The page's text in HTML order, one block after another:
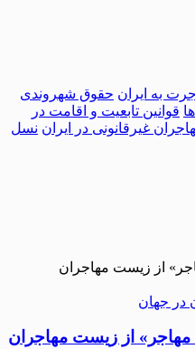
به ایران حقوق شهروندی
قوانین تابعیت و اقامت در
غیرقانونی در ایران نسل
در جهان
مهاجر» از زیست مهاجران